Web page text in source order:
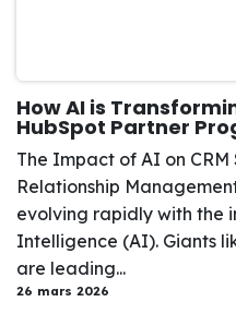
How AI is
HubSpot Partner
The Impact of AI on CRM
Relationship
evolving rapidly with the
Intelligence (AI). Giants
are leading...
26 mars 2026